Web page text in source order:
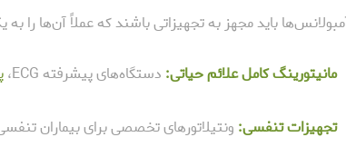
باید مجهز به تجهیزاتی باشند که عملاً آن‌ها
مانیتورینگ کامل علائم حیاتی: دستگاه‌های پیشرفته ECG،
تجهیزات تنفسی: ونتیلاتورهای تخصصی برای بیماران